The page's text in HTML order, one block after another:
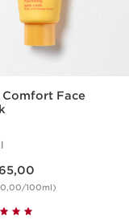
Comfort Face
100ml)